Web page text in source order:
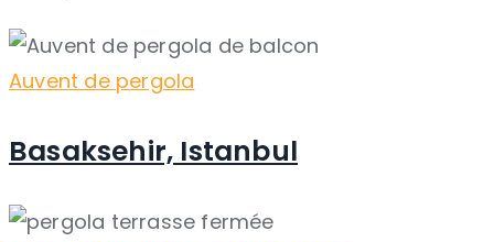
Auvent de pergola
Basaksehir, Istanbul